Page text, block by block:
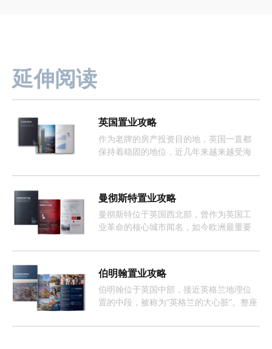
延伸阅读
英国置业攻略
作为老牌的房产投资目的地，英国一直都
保持着稳固的地位，近几年来越来越受海
曼彻斯特置业攻略
曼彻斯特位于英国西北部，曾作为英国工
业革命的核心城市闻名，如今欧洲最重要
伯明翰置业攻略
伯明翰位于英国中部，接近英格兰地理位
置的中段，被称为“英格兰的大心脏”。整座
伯明翰的租房市场长期呈现供不应求的情